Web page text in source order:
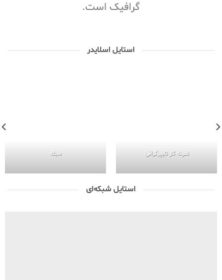
گرافیک است.
استایل اسلایدر
نمونه کار تایپوگرافی مجله
استایل شبکه‌ای